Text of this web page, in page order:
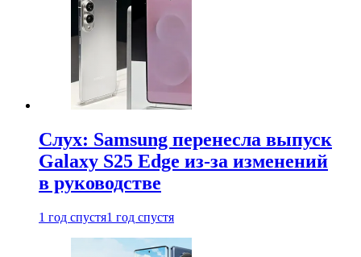
Слух: Samsung перенесла выпуск
Galaxy S25 Edge из-за изменений
в руководстве
1 год спустя1 год спустя